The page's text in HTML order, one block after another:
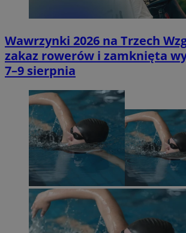
Wawrzynki 2026 na Trzech
zakaz rowerów i zamknięta
7–9 sierpnia